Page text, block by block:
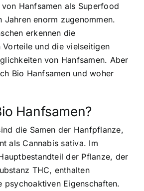
Hanfsamen als Superfood
Jahren enorm zugenommen.
erkennen die
Vorteile und die vielseitigen
von Hanfsamen. Aber
Bio Hanfsamen und woher
Hanfsamen?
die Samen der Hanfpflanze,
als Cannabis sativa. Im
der Pflanze, der
THC, enthalten
psychoaktiven Eigenschaften.